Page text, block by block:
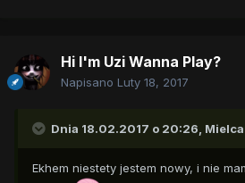
Hi I'm Uzi Wanna Play?
Napisano Luty 18, 2017
Dnia 18.02.2017 o 20:26,
Ekhem niestety jestem nowy, i nie